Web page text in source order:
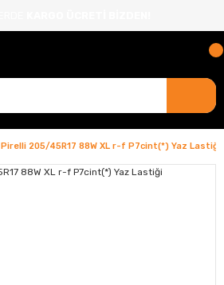
Pirelli 205/45R17 88W XL r-f P7cint(*) Yaz Lastiği